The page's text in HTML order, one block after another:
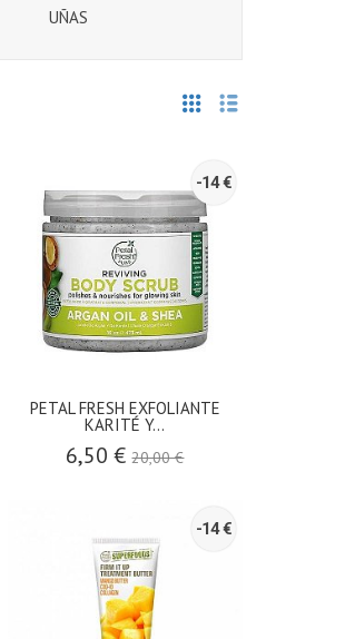
UÑAS
-14 €
PETAL FRESH EXFOLIANTE
KARITÉ Y...
6,50 €20,00 €
-14 €